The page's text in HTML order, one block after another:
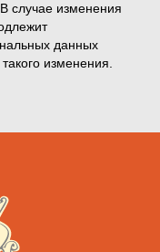
случае изменения
данных
изменения.